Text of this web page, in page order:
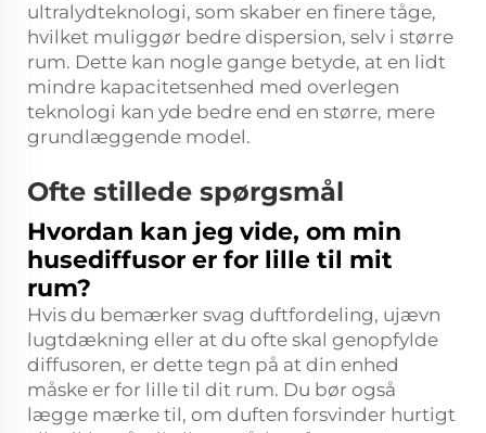
ultralydteknologi, som skaber en finere tåge,
hvilket muliggør bedre dispersion, selv i større
rum. Dette kan nogle gange betyde, at en lidt
mindre kapacitetsenhed med overlegen
teknologi kan yde bedre end en større, mere
grundlæggende model.
Ofte stillede spørgsmål
Hvordan kan jeg vide, om min
husediffusor er for lille til mit
rum?
Hvis du bemærker svag duftfordeling, ujævn
lugtdækning eller at du ofte skal genopfylde
diffusoren, er dette tegn på at din enhed
måske er for lille til dit rum. Du bør også
lægge mærke til, om duften forsvinder hurtigt